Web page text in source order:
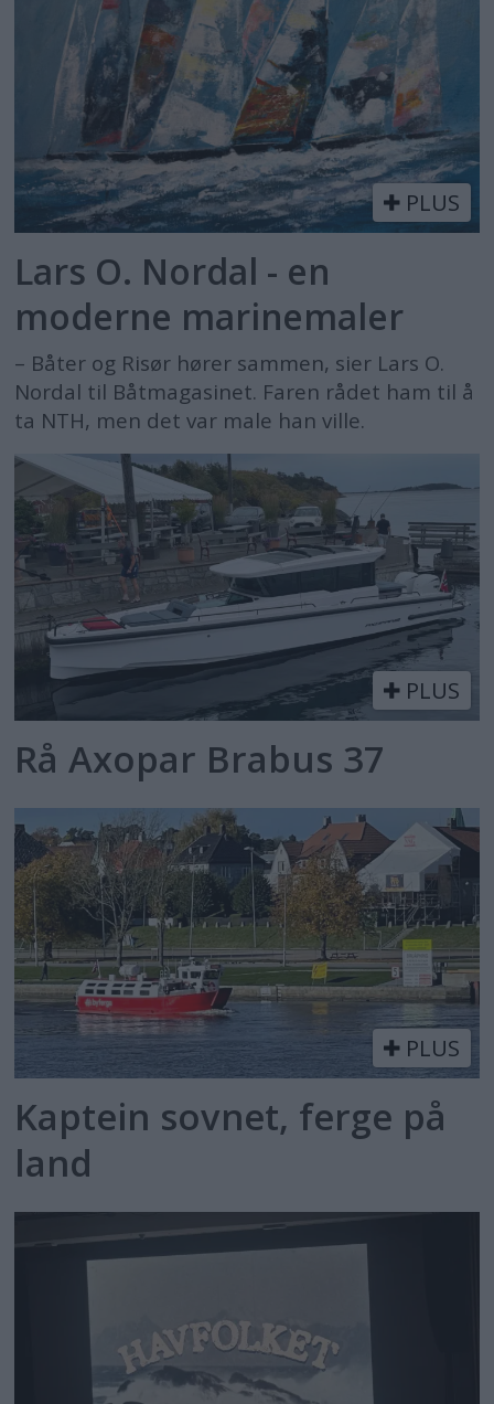
PLUS
Lars O. Nordal - en
moderne marinemaler
– Båter og Risør hører sammen, sier Lars O.
Nordal til Båtmagasinet. Faren rådet ham til å
ta NTH, men det var male han ville.
PLUS
Rå Axopar Brabus 37
PLUS
Kaptein sovnet, ferge på
land